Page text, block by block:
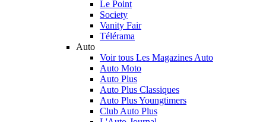
Le Point
Society
Vanity Fair
Télérama
Auto
Voir tous Les Magazines Auto
Auto Moto
Auto Plus
Auto Plus Classiques
Auto Plus Youngtimers
Club Auto Plus